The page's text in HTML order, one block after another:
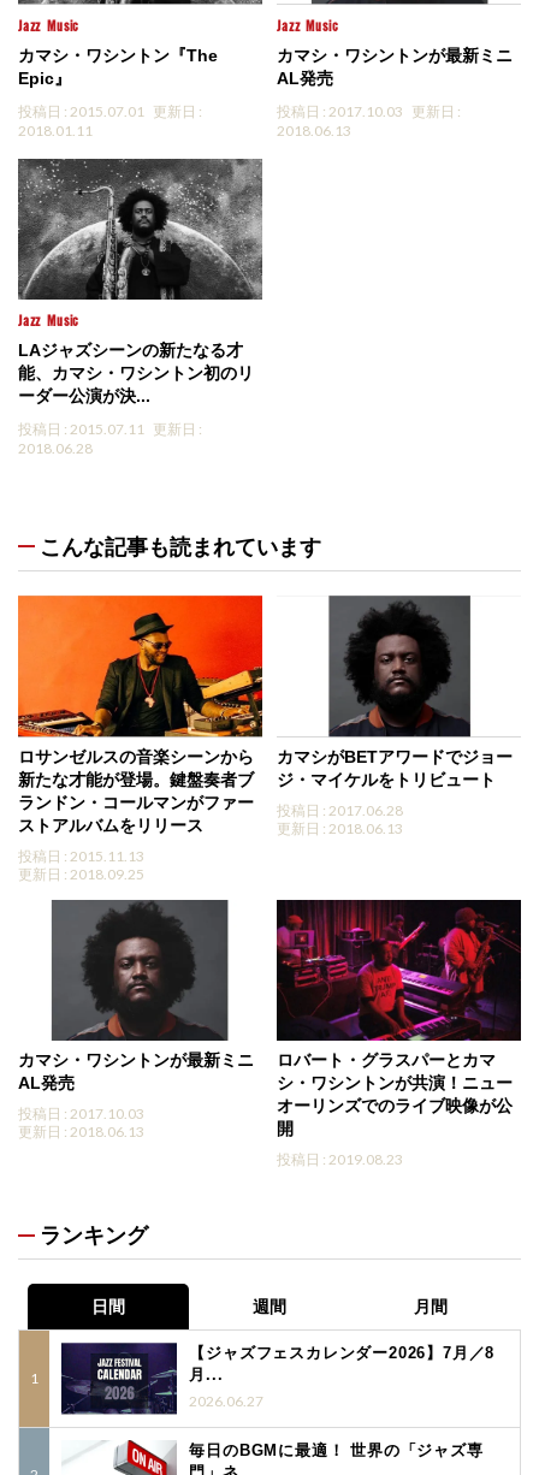
Jazz Music
カマシ・ワシントン『The
Epic』
投稿日 : 2015.07.01
更新日 :
2018.01.11
Jazz Music
カマシ・ワシントンが最新ミニ
AL発売
投稿日 : 2017.10.03 更新日 :
2018.06.13
Jazz Music
LAジャズシーンの新たなる才
能、カマシ・ワシントン初のリ
ーダー公演が決...
投稿日 : 2015.07.11 更新日 :
2018.06.28
こんな記事も読まれています
ロサンゼルスの音楽シーンから
新たな才能が登場。鍵盤奏者ブ
ランドン・コールマンがファー
ストアルバムをリリース
投稿日 : 2015.11.13
更新日 : 2018.09.25
カマシがBETアワードでジョー
ジ・マイケルをトリビュート
投稿日 : 2017.06.28
更新日 : 2018.06.13
カマシ・ワシントンが最新ミニ
AL発売
投稿日 : 2017.10.03
更新日 : 2018.06.13
ロバート・グラスパーとカマ
シ・ワシントンが共演！ニュー
オーリンズでのライブ映像が公
開
投稿日 : 2019.08.23
ランキング
日間 週間 月間
【ジャズフェスカレンダー2026】7月／8
月...
2026.06.27
毎日のBGMに最適！ 世界の「ジャズ専